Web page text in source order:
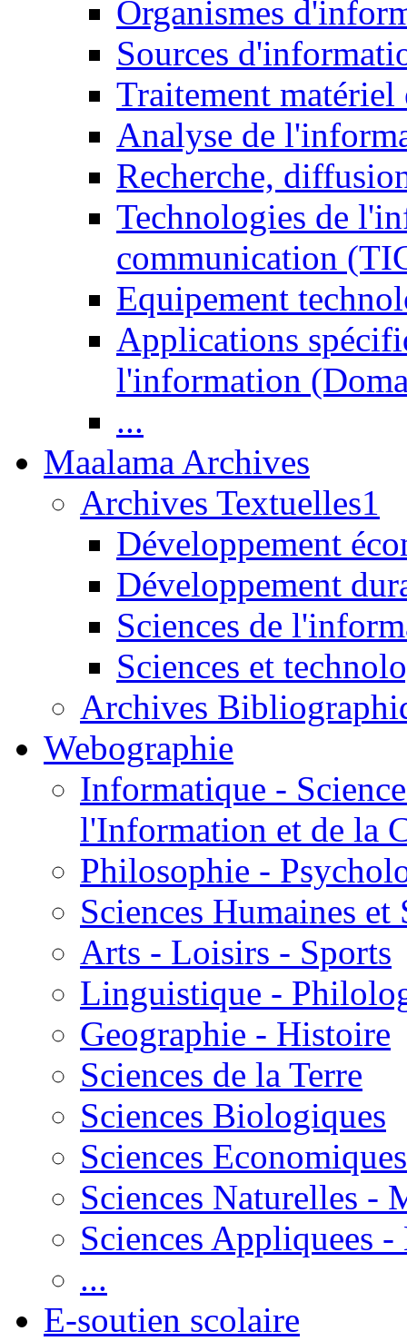
Organismes
Sources
Traitement matériel
Analyse de
Recherche,
Technologies de
communication
Equipement
Applications
l'information
...
Maalama Archives
Archives Textuelles1
Développement
Développement
Sciences de
Sciences et
Archives
Webographie
Informatique -
l'Information et de la
Philosophie -
Sciences Humaines et
Arts - Loisirs - Sports
Linguistique -
Geographie - Histoire
Sciences de la Terre
Sciences Biologiques
Sciences Economiques
Sciences Naturelles -
Sciences Appliquees
...
E-soutien scolaire